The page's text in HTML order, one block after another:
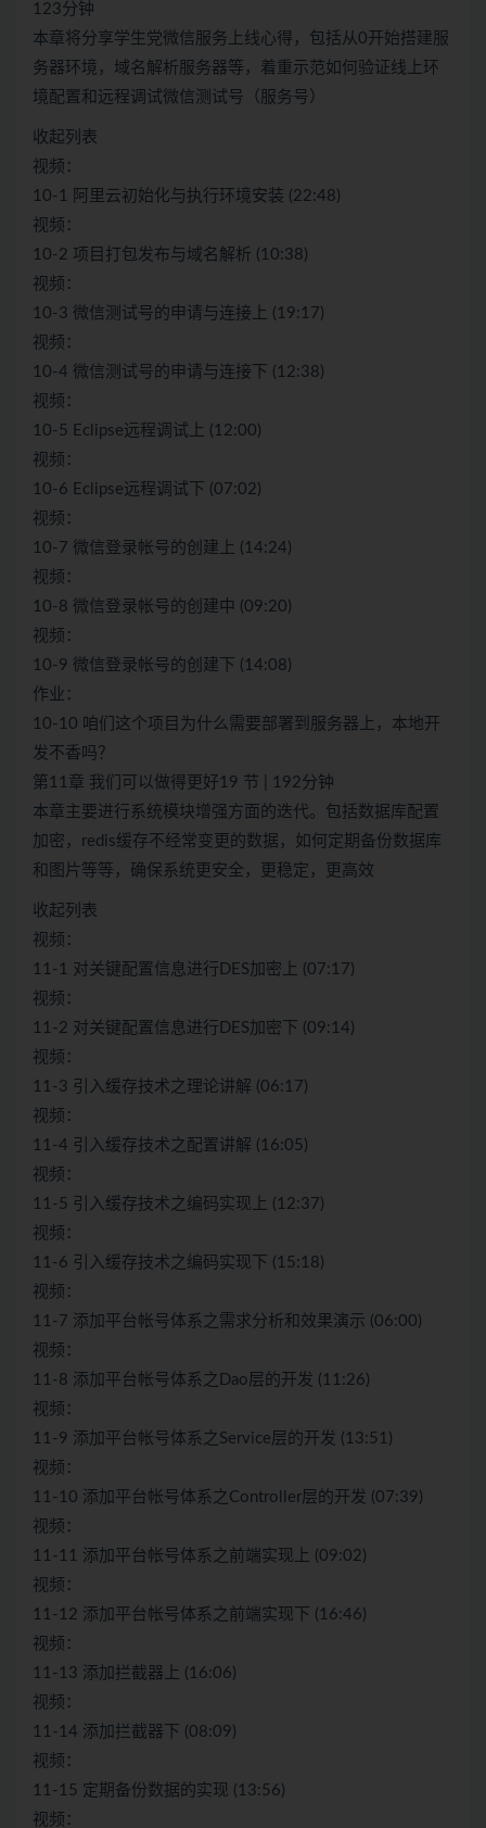
123分钟
本章将分享学生党微信服务上线心得，包括从0开始搭建服
务器环境，域名解析服务器等，着重示范如何验证线上环
境配置和远程调试微信测试号（服务号）
收起列表
视频：
10-1 阿里云初始化与执行环境安装 (22:48)
视频：
10-2 项目打包发布与域名解析 (10:38)
视频：
10-3 微信测试号的申请与连接上 (19:17)
视频：
10-4 微信测试号的申请与连接下 (12:38)
视频：
10-5 Eclipse远程调试上 (12:00)
视频：
10-6 Eclipse远程调试下 (07:02)
视频：
10-7 微信登录帐号的创建上 (14:24)
视频：
10-8 微信登录帐号的创建中 (09:20)
视频：
10-9 微信登录帐号的创建下 (14:08)
作业：
10-10 咱们这个项目为什么需要部署到服务器上，本地开
发不香吗？
第11章 我们可以做得更好19 节 | 192分钟
本章主要进行系统模块增强方面的迭代。包括数据库配置
加密，redis缓存不经常变更的数据，如何定期备份数据库
和图片等等，确保系统更安全，更稳定，更高效
收起列表
视频：
11-1 对关键配置信息进行DES加密上 (07:17)
视频：
11-2 对关键配置信息进行DES加密下 (09:14)
视频：
11-3 引入缓存技术之理论讲解 (06:17)
视频：
11-4 引入缓存技术之配置讲解 (16:05)
视频：
11-5 引入缓存技术之编码实现上 (12:37)
视频：
11-6 引入缓存技术之编码实现下 (15:18)
视频：
11-7 添加平台帐号体系之需求分析和效果演示 (06:00)
视频：
11-8 添加平台帐号体系之Dao层的开发 (11:26)
视频：
11-9 添加平台帐号体系之Service层的开发 (13:51)
视频：
11-10 添加平台帐号体系之Controller层的开发 (07:39)
视频：
11-11 添加平台帐号体系之前端实现上 (09:02)
视频：
11-12 添加平台帐号体系之前端实现下 (16:46)
视频：
11-13 添加拦截器上 (16:06)
视频：
11-14 添加拦截器下 (08:09)
视频：
11-15 定期备份数据的实现 (13:56)
视频：